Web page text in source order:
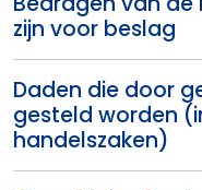
zijn voor beslag
Daden die door
gesteld worden
handelszaken)